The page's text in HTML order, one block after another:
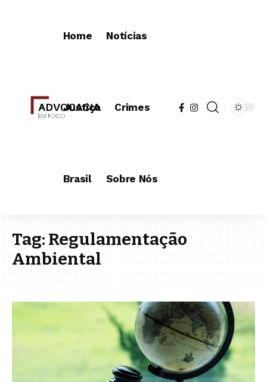
Home Notícias
Justiça Crimes
Brasil Sobre Nós
Tag:Regulamentação
Ambiental